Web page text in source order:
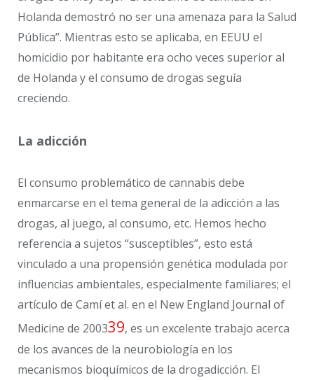
Holanda demostró no ser una amenaza para la Salud
Pública”. Mientras esto se aplicaba, en EEUU el
homicidio por habitante era ocho veces superior al
de Holanda y el consumo de drogas seguía
creciendo.
La adicción
El consumo problemático de cannabis debe
enmarcarse en el tema general de la adicción a las
drogas, al juego, al consumo, etc. Hemos hecho
referencia a sujetos “susceptibles”, esto está
vinculado a una propensión genética modulada por
influencias ambientales, especialmente familiares; el
artículo de Camí et al. en el New England Journal of
Medicine de 200339, es un excelente trabajo acerca
de los avances de la neurobiología en los
mecanismos bioquímicos de la drogadicción. El